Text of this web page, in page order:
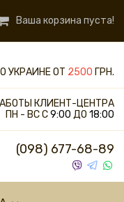
Ваша корзина пуста!
УКРАИНЕ ОТ 2500 ГРН.
КЛИЕНТ-ЦЕНТРА
ПН - ВС С9:00 ДО 18:00
(098) 677-68-89